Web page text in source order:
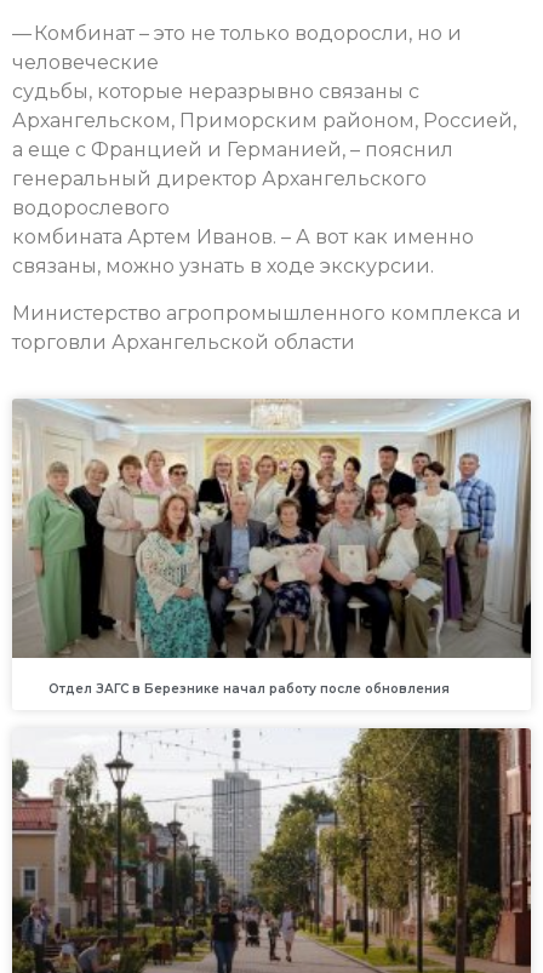
— Комбинат – это не только водоросли, но и
человеческие
судьбы, которые неразрывно связаны с
Архангельском, Приморским районом, Россией,
а еще с Францией и Германией, – пояснил
генеральный директор Архангельского
водорослевого
комбината Артем Иванов. – А вот как именно
связаны, можно узнать в ходе экскурсии.
Министерство агропромышленного комплекса и
торговли Архангельской области
Отдел ЗАГС в Березнике начал работу после обновления